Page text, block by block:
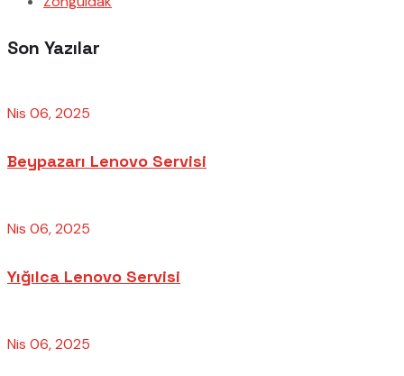
Son Yazılar
Nis 06, 2025
Beypazarı Lenovo Servisi
Nis 06, 2025
Yığılca Lenovo Servisi
Nis 06, 2025